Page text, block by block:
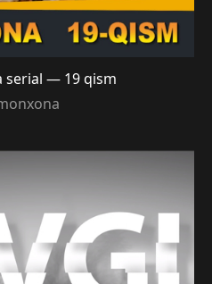
serial — 19 qism